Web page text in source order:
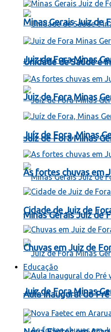
Unidade de Saúde é
Juíz de Fora Minas
Minas Gerais Juiz de
Juiz de Fora Minas
Minas Gerais Juiz de
Juiz de Fora Minas
Juiz de Fora Minas
Juíz de Fora, Minas
As fortes chuvas em
Cidade de Juiz de
Chuvas em Juiz de
Educação
Aula Inaugural do